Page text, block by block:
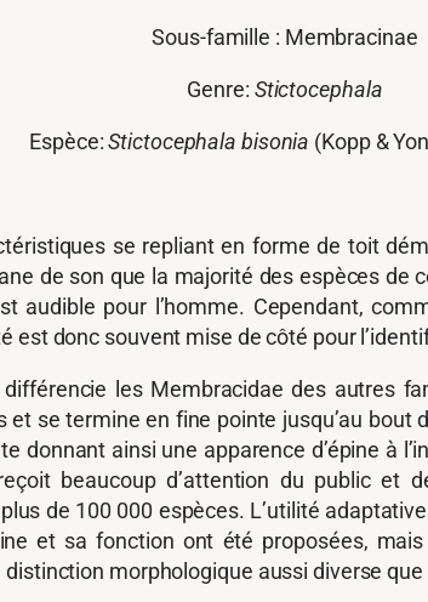
Sous-famille : Membracinae
Genre: Stictocephala
Espèce:Stictocephala bisonia (Kopp &
se repliant en forme de toit
de son que la majorité des espèces
audible pour l’homme. Cependant,
est donc souvent mise de côté pour
les Membracidae des autres
se termine en fine pointe jusqu’au bout
donnant ainsi une apparence d’épine à
beaucoup d’attention du public
de 100 000 espèces. L’utilité
et sa fonction ont été proposées,
morphologique aussi diverse